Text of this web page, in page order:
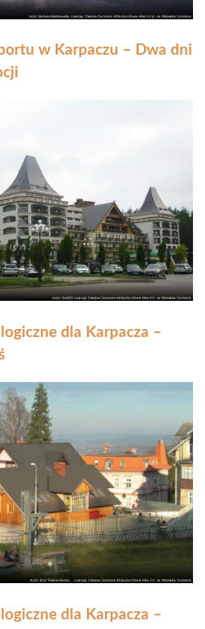
w Karpaczu – Dwa dni
dla Karpacza –
dla Karpacza –